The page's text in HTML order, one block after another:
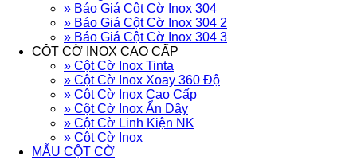
» Báo Giá Cột Cờ Inox 304
» Báo Giá Cột Cờ Inox 304 2
» Báo Giá Cột Cờ Inox 304 3
CỘT CỜ INOX CAO CẤP
» Cột Cờ Inox Tinta
» Cột Cờ Inox Xoay 360 Độ
» Cột Cờ Inox Cao Cấp
» Cột Cờ Inox Ẩn Dây
» Cột Cờ Linh Kiện NK
» Cột Cờ Inox
MẪU CỘT CỜ